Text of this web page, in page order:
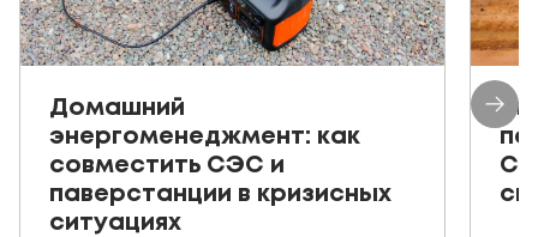
Домашний
энергоменеджмент: как
совместить СЭС и
паверстанции в кризисных
ситуациях